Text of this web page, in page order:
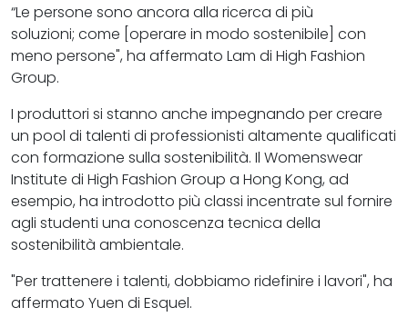
“Le persone sono ancora alla ricerca di più
soluzioni; come [operare in modo sostenibile] con
meno persone", ha affermato Lam di High Fashion
Group.
I produttori si stanno anche impegnando per creare
un pool di talenti di professionisti altamente qualificati
con formazione sulla sostenibilità. Il Womenswear
Institute di High Fashion Group a Hong Kong, ad
esempio, ha introdotto più classi incentrate sul fornire
agli studenti una conoscenza tecnica della
sostenibilità ambientale.
"Per trattenere i talenti, dobbiamo ridefinire i lavori", ha
affermato Yuen di Esquel.